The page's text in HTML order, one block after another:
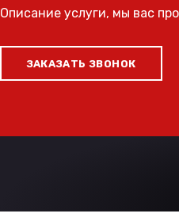
Описание услуги, мы вас
ЗАКАЗАТЬ ЗВОНОК